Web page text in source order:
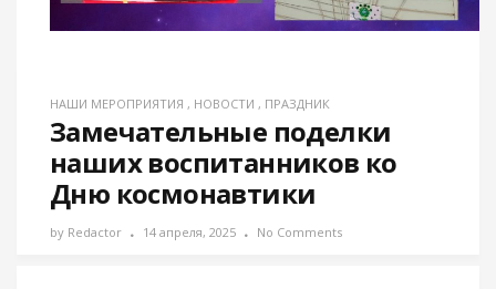
НАШИ МЕРОПРИЯТИЯ , НОВОСТИ , ПРАЗДНИК
Замечательные поделки
наших воспитанников ко
Дню космонавтики
by Redactor 14 апреля, 2025 No Comments